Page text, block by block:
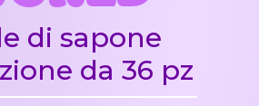
di sapone
da 36 pz